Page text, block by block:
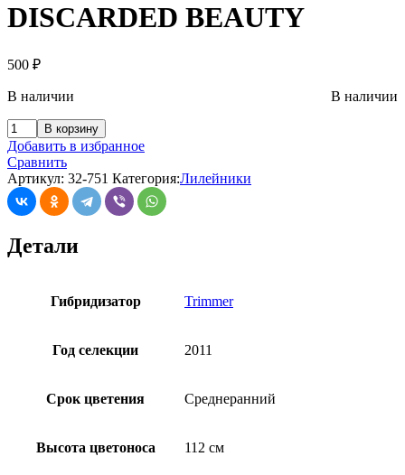
DISCARDED BEAUTY
500 ₽
В наличии
В наличии
В корзину
Добавить в избранное
Сравнить
Артикул: 32-751 Категория:Лилейники
Детали
Гибридизатор Trimmer
Год селекции 2011
Срок цветения Среднеранний
Высота цветоноса 112 см